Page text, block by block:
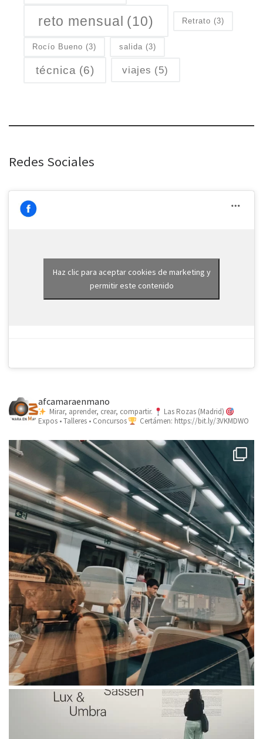
reto mensual (10) Retrato (3)
Rocío Bueno (3) salida (3)
técnica (6) viajes (5)
Redes Sociales
Haz clic para aceptar cookies de marketing y
permitir este contenido
afcamaraenmano
Mirar, aprender, crear, compartir.
Las Rozas (Madrid)
Expos • Talleres • Concursos
Certámen: https://bit.ly/3VKMDWO